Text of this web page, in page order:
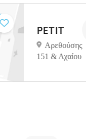
PETIT
Αρεθούσης
151 & Αχαίου